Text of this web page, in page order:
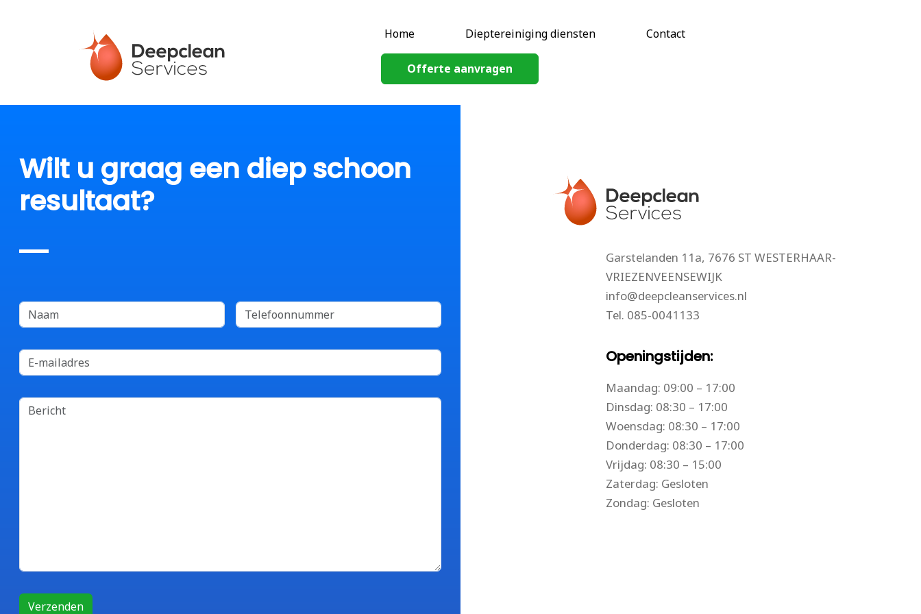
Home Dieptereiniging diensten Contact
Offerte aanvragen
Wilt u graag een diep schoon
resultaat?
Garstelanden 11a, 7676 ST WESTERHAAR-
VRIEZENVEENSEWIJK
info@deepcleanservices.nl
Tel. 085-0041133
Openingstijden:
Maandag: 09:00 – 17:00
Dinsdag: 08:30 – 17:00
Woensdag: 08:30 – 17:00
Donderdag: 08:30 – 17:00
Vrijdag: 08:30 – 15:00
Zaterdag: Gesloten
Zondag: Gesloten